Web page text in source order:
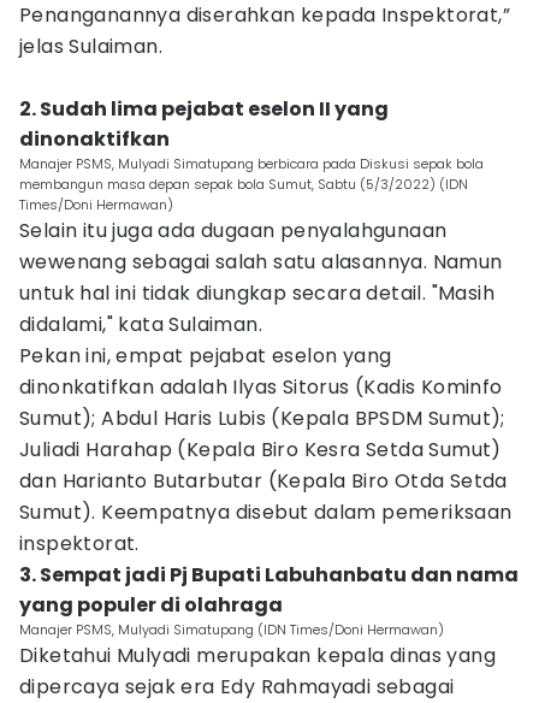
Penanganannya diserahkan kepada Inspektorat,”
jelas Sulaiman.
2. Sudah lima pejabat eselon II yang
dinonaktifkan
Manajer PSMS, Mulyadi Simatupang berbicara pada Diskusi sepak bola
membangun masa depan sepak bola Sumut, Sabtu (5/3/2022) (IDN
Times/Doni Hermawan)
Selain itu juga ada dugaan penyalahgunaan
wewenang sebagai salah satu alasannya. Namun
untuk hal ini tidak diungkap secara detail. "Masih
didalami," kata Sulaiman.
Pekan ini, empat pejabat eselon yang
dinonkatifkan adalah Ilyas Sitorus (Kadis Kominfo
Sumut); Abdul Haris Lubis (Kepala BPSDM Sumut);
Juliadi Harahap (Kepala Biro Kesra Setda Sumut)
dan Harianto Butarbutar (Kepala Biro Otda Setda
Sumut). Keempatnya disebut dalam pemeriksaan
inspektorat.
3. Sempat jadi Pj Bupati Labuhanbatu dan nama
yang populer di olahraga
Manajer PSMS, Mulyadi Simatupang (IDN Times/Doni Hermawan)
Diketahui Mulyadi merupakan kepala dinas yang
dipercaya sejak era Edy Rahmayadi sebagai